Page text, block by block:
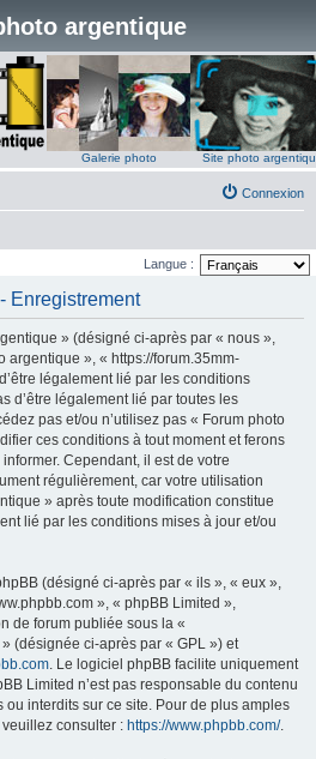
argentique
Galerie photo Site photo
Connexion
Langue :
Enregistrement
» (désigné ci-après par « nous »,
argentique », « https://forum.35mm-
légalement lié par les conditions
d’être légalement lié par toutes les
pas et/ou n’utilisez pas « Forum photo
ces conditions à tout moment et ferons
Cependant, il est de votre
régulièrement, car votre utilisation
» après toute modification constitue
lié par les conditions mises à jour et/ou
(désigné ci-après par « ils », « eux »,
», « phpBB Limited »,
de forum publiée sous la «
» (désignée ci-après par « GPL ») et
. Le logiciel phpBB facilite uniquement
Limited n’est pas responsable du contenu
interdits sur ce site. Pour de plus amples
consulter : https://www.phpbb.com/.